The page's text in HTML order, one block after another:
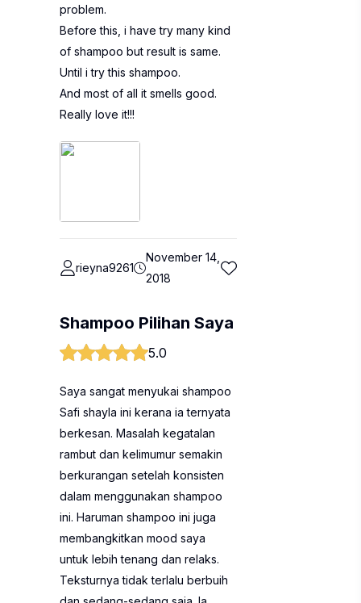
problem.
Before this, i have try many kind
of shampoo but result is same.
Until i try this shampoo.
And most of all it smells good.
Really love it!!!
rieyna9261
November 14,
2018
Shampoo Pilihan Saya
5.0
Saya sangat menyukai shampoo
Safi shayla ini kerana ia ternyata
berkesan. Masalah kegatalan
rambut dan kelimumur semakin
berkurangan setelah konsisten
dalam menggunakan shampoo
ini. Haruman shampoo ini juga
membangkitkan mood saya
untuk lebih tenang dan relaks.
Teksturnya tidak terlalu berbuih